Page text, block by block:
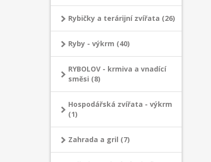
Rybičky a terárijní zvířata (26)
Ryby - výkrm (40)
RYBOLOV - krmiva a vnadící
směsi (8)
Hospodářská zvířata - výkrm
(1)
Zahrada a gril (7)